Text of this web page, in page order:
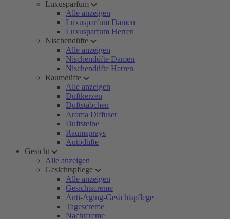
Luxusparfum
Alle anzeigen
Luxusparfum Damen
Luxusparfum Herren
Nischendüfte
Alle anzeigen
Nischendüfte Damen
Nischendüfte Herren
Raumdüfte
Alle anzeigen
Duftkerzen
Duftstäbchen
Aroma Diffuser
Duftsteine
Raumsprays
Autodüfte
Gesicht
Alle anzeigen
Gesichtspflege
Alle anzeigen
Gesichtscreme
Anti-Aging-Gesichtspflege
Tagescreme
Nachtcreme